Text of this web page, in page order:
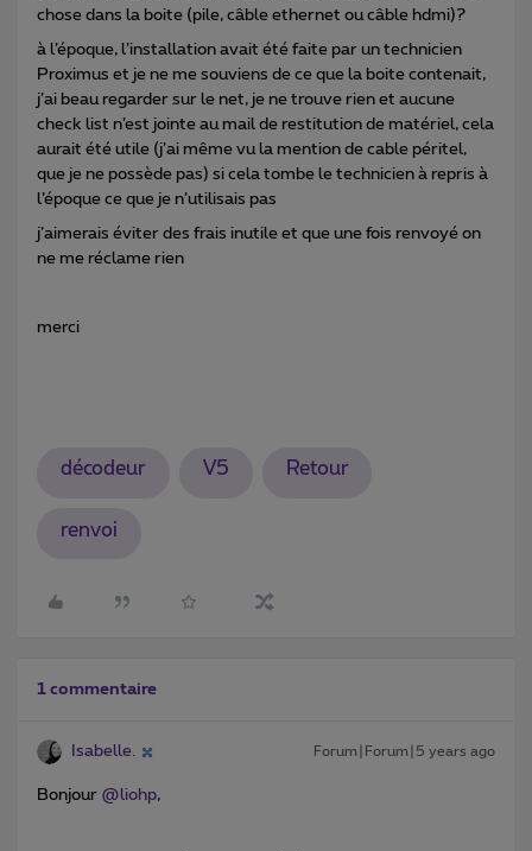
chose dans la boite (pile, câble ethernet ou câble hdmi)?
à l’époque, l’installation avait été faite par un technicien
Proximus et je ne me souviens de ce que la boite contenait,
j’ai beau regarder sur le net, je ne trouve rien et aucune
check list n’est jointe au mail de restitution de matériel, cela
aurait été utile (j’ai même vu la mention de cable péritel,
que je ne possède pas) si cela tombe le technicien à repris à
l’époque ce que je n’utilisais pas
j’aimerais éviter des frais inutile et que une fois renvoyé on
ne me réclame rien
merci
décodeur V5 Retour
renvoi
1 commentaire
Isabelle. Forum|Forum|5 years ago
Bonjour @liohp,